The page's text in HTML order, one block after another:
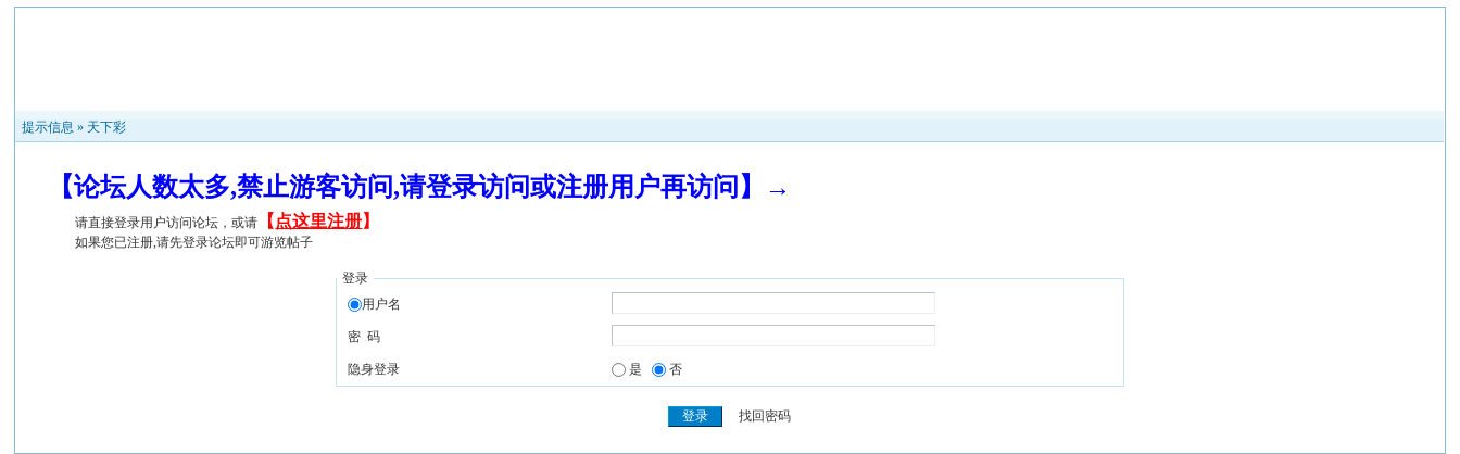
提示信息 » 天下彩
【论坛人数太多,禁止游客访问,请登录访问或注册用户再访问】→
请直接登录用户访问论坛，或请 【 点这里注册】
如果您已注册,请先登录论坛即可游览帖子
登录
用户名
密 码
隐身登录 是 否
找回密码